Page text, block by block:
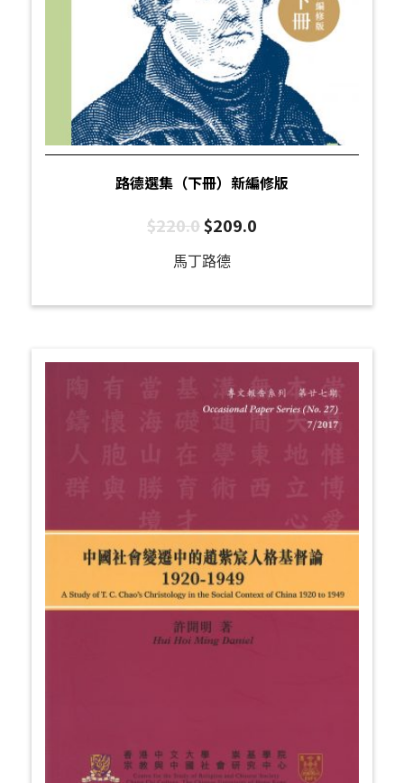
路德選集（下冊）新編修版
$220.0$209.0
馬丁路德